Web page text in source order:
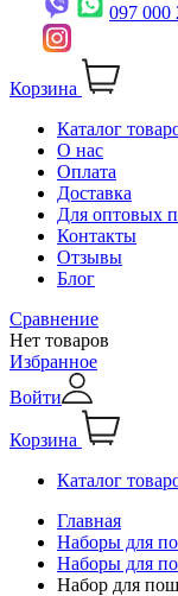
097 000
Корзина
Каталог
О нас
Оплата
Доставка
Для оптовых
Контакты
Отзывы
Блог
Сравнение
Нет товаров
Избранное
Войти
Корзина
Каталог
Главная
Наборы для
Наборы для
Набор для